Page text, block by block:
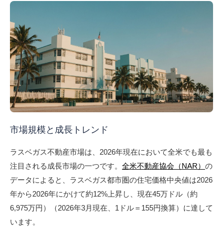
市場規模と成長トレンド
ラスベガス不動産市場は、2026年現在において全米でも最も
注目される成長市場の一つです。 全米不動産協会（NAR） の
データによると、ラスベガス都市圏の住宅価格中央値は2026
年から2026年にかけて約12%上昇し、現在45万ドル（約
6,975万円）（2026年3月現在、1ドル＝155円換算）に達して
います。